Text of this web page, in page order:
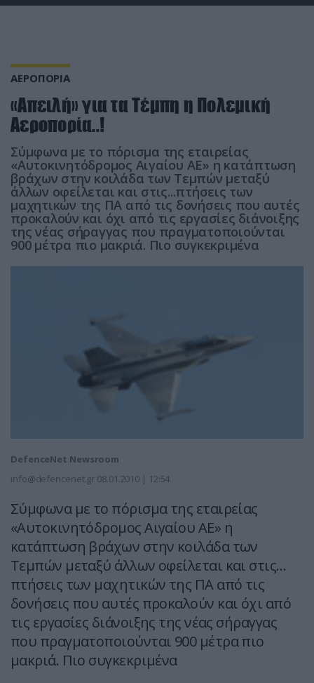
ΑΕΡΟΠΟΡΙΑ
«Απειλή» για τα Τέμπη η Πολεμική
Αεροπορία..!
Σύμφωνα με το πόρισμα της εταιρείας
«Αυτοκινητόδρομος Αιγαίου ΑΕ» η κατάπτωση
βράχων στην κοιλάδα των Τεμπών μεταξύ
άλλων οφείλεται και στις...πτήσεις των
μαχητικών της ΠΑ από τις δονήσεις που αυτές
προκαλούν και όχι από τις εργασίες διάνοιξης
της νέας σήραγγας που πραγματοποιούνται
900 μέτρα πιο μακριά. Πιο συγκεκριμένα
DefenceNet Newsroom
info@defencenet.gr 08.01.2010 | 12:54
Σύμφωνα με το πόρισμα της εταιρείας
«Αυτοκινητόδρομος Αιγαίου ΑΕ» η
κατάπτωση βράχων στην κοιλάδα των
Τεμπών μεταξύ άλλων οφείλεται και στις…
πτήσεις των μαχητικών της ΠΑ από τις
δονήσεις που αυτές προκαλούν και όχι από
τις εργασίες διάνοιξης της νέας σήραγγας
που πραγματοποιούνται 900 μέτρα πιο
μακριά. Πιο συγκεκριμένα